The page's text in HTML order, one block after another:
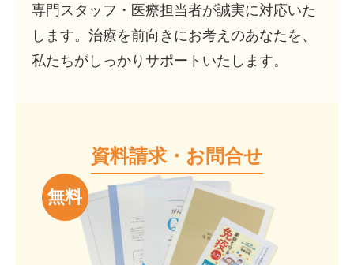
専門スタッフ・医療担当者が誠実に対応いた
します。治療を前向きにお考えのあなたを、
私たちがしっかりサポートいたします。
無料
資料請求・お問合せ